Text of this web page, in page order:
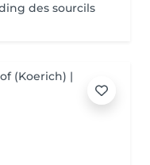
des sourcils